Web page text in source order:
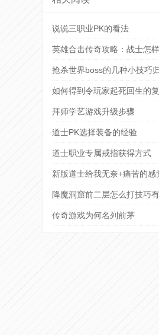
说说三职业PK的看法
英雄合击传奇攻略：战士怎
抢杀世界boss的几种小技巧
如何得到令玩家起死回生的
拜师学艺游戏升级步骤
道士PK选择装备的经验
道士职业专属戒指获得方式
新版道士给我无奈+痛苦的感
降魔洞窟前二层怎么打技巧
传奇游戏为何名列前茅